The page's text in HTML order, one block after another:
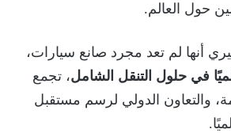
حول العالم.
أنها لم تعد مجرد صانع سيارات،
في حلول التنقل الشامل، تجمع
والتعاون الدولي لرسم مستقبل